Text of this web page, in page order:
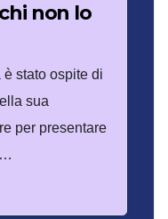
non lo
è stato ospite di
sua
per presentare